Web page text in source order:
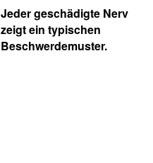
Jeder geschädigte Nerv
zeigt ein typischen
Beschwerdemuster.